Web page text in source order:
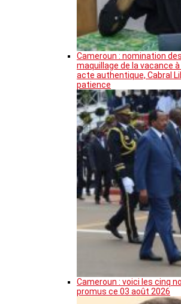
Cameroun : nomination
maquillage de la vacance
acte authentique, Cabral
patience
Cameroun : voici les cinq
promus ce 03 août 2026